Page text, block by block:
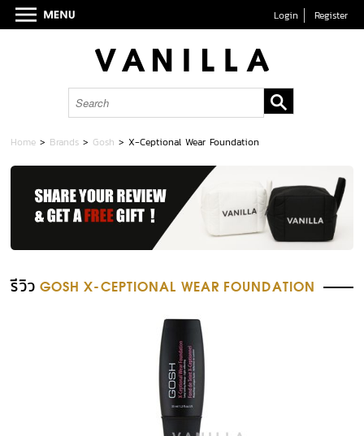
Login Register
Home > Brands > Gosh >X-Ceptional Wear Foundation
รีวิว GOSH X-CEPTIONAL WEAR FOUNDATION